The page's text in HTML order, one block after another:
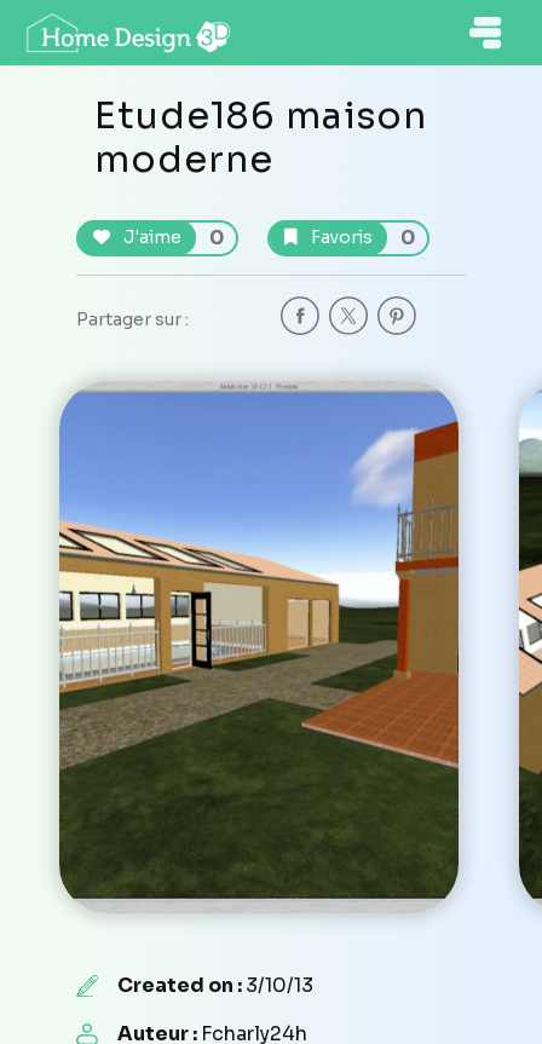
Etude186 maison
moderne
J'aime 0 Favoris 0
Partager sur :
Created on :3/10/13
Auteur : Fcharly24h